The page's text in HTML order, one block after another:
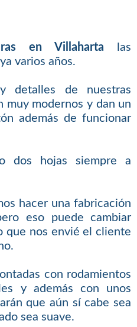
en Villaharta las
varios años.
detalles de nuestras
muy modernos y dan un
además de funcionar
dos hojas siempre a
hacer una fabricación
eso puede cambiar
que nos envié el cliente
con rodamientos
y además con unos
que aún sí cabe sea
sea suave.